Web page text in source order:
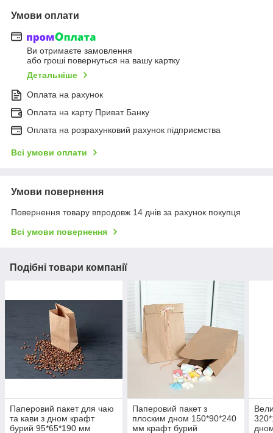
Умови оплати
Ви отримаєте замовлення
або гроші повернуться на вашу картку
Детальніше
Оплата на рахунок
Оплата на карту Приват Банку
Оплата на розрахунковий рахунок підприємства
Всі умови оплати
Умови повернення
Повернення товару впродовж 14 днів за рахунок покупця
Всі умови повернення
Подібні товари компанії
Паперовий пакет для чаю
та кави з дном крафт
бурий 95*65*190 мм
Паперовий пакет з
плоским дном 150*90*240
мм крафт бурий